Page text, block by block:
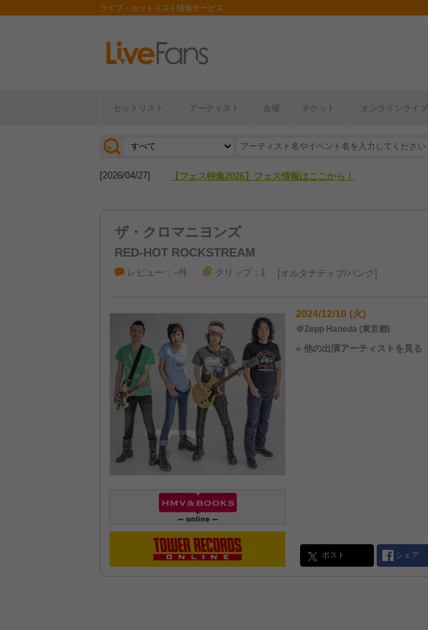
ライブ・セットリスト情報サービス
セットリスト アーティスト 会場 チケット オンラインライブ
[2026/07/28] 【ライブ動員ランキング】2026年上半期編発表！
[2026/04/27] 【フェス特集2026】フェス情報はここから！
ザ・クロマニヨンズ
RED-HOT ROCKSTREAM
レビュー：--件 クリップ：1 オルタナティブ/パンク
2024/12/10 (火)
＠Zepp Haneda (東京都)
» 他の出演アーティストを見る
ポスト シェア